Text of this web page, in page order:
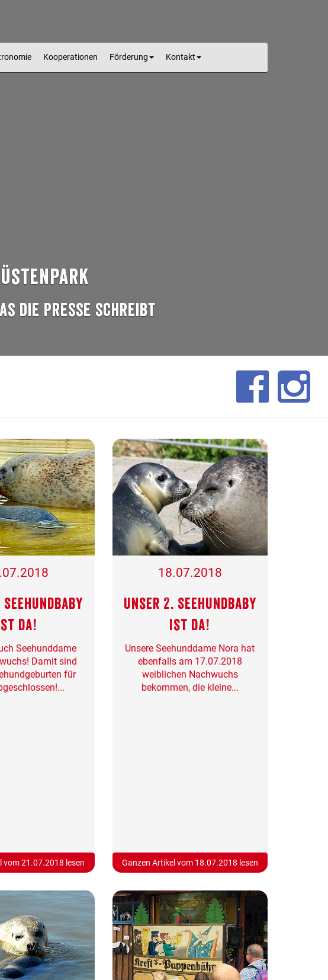
Kooperationen Förderung Kontakt
die Presse schreibt
ist da!
Seehunddame
Damit sind
für
vom 21.07.2018 lesen
18.07.2018
Unser 2. Seehundbaby
ist da!
Unsere Seehunddame Nora hat
ebenfalls am 17.07.2018
weiblichen Nachwuchs
bekommen, die kleine...
Ganzen Artikel vom 18.07.2018 lesen